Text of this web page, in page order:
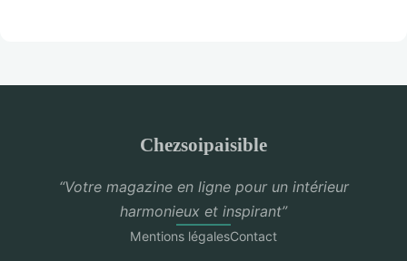
Chezsoipaisible
“Votre magazine en ligne pour un intérieur
harmonieux et inspirant”
Mentions légalesContact